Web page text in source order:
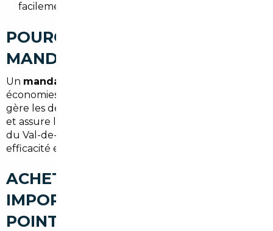
facilement en centre-ville.
POURQUOI FAIRE APPEL À UN
MANDATAIRE AUTO À THIAIS
Un mandataire auto Thiais
économies sensibles par rapport au marché local. Il
gère les démarches, négocie les prix à l international
et assure la traçabilité des transactions. Les habitants
du Val-de-Marne apprécient ce service pour son
efficacité et la réduction des formalités personnelles.
ACHETER UNE VOITURE
IMPORTÉE À THIAIS : LES
POINTS DE VIGILANCE